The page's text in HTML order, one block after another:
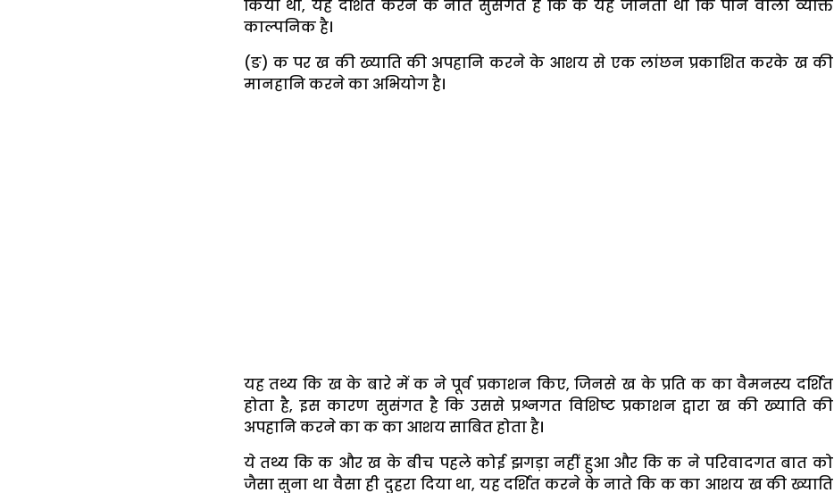
किया था, यह दर्शित करने के नाते सुसंगत है कि क यह जानता था कि पाने वाला व्यक्ति
काल्पनिक है।
(ङ) क पर ख की ख्याति की अपहानि करने के आशय से एक लांछन प्रकाशित करके ख की
मानहानि करने का अभियोग है।
यह तथ्य कि ख के बारे में क ने पूर्व प्रकाशन किए, जिनसे ख के प्रति क का वैमनस्य दर्शित
होता है, इस कारण सुसंगत है कि उससे प्रश्नगत विशिष्ट प्रकाशन द्वारा ख की ख्याति की
अपहानि करने का क का आशय साबित होता है।
ये तथ्य कि क और ख के बीच पहले कोई झगड़ा नहीं हुआ और कि क ने परिवादगत बात को
जैसा सुना था वैसा ही दुहरा दिया था, यह दर्शित करने के नाते कि क का आशय ख की ख्याति